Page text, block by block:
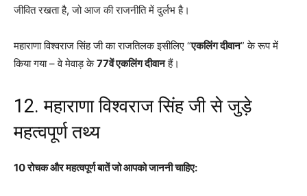
जीवित रखता है, जो आज की राजनीति में दुर्लभ है।
महाराणा विश्वराज सिंह जी का राजतिलक इसीलिए “एकलिंग दीवान” के रूप में
किया गया – वे मेवाड़ के77वें एकलिंग दीवानहैं।
12. महाराणा विश्वराज सिंह जी से जुड़े
महत्वपूर्ण तथ्य
10 रोचक और महत्वपूर्ण बातें जो आपको जाननी चाहिए: